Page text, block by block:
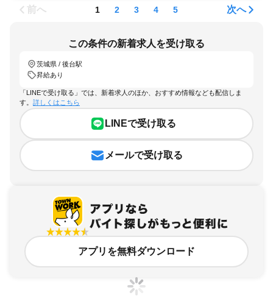
前へ 1 2 3 4 5 次へ
この条件の新着求人を受け取る
茨城県 / 後台駅
昇給あり
「LINEで受け取る」では、新着求人のほか、おすすめ情報なども配信しま
す。 詳しくはこちら
LINEで受け取る
メールで受け取る
アプリを無料ダウンロード